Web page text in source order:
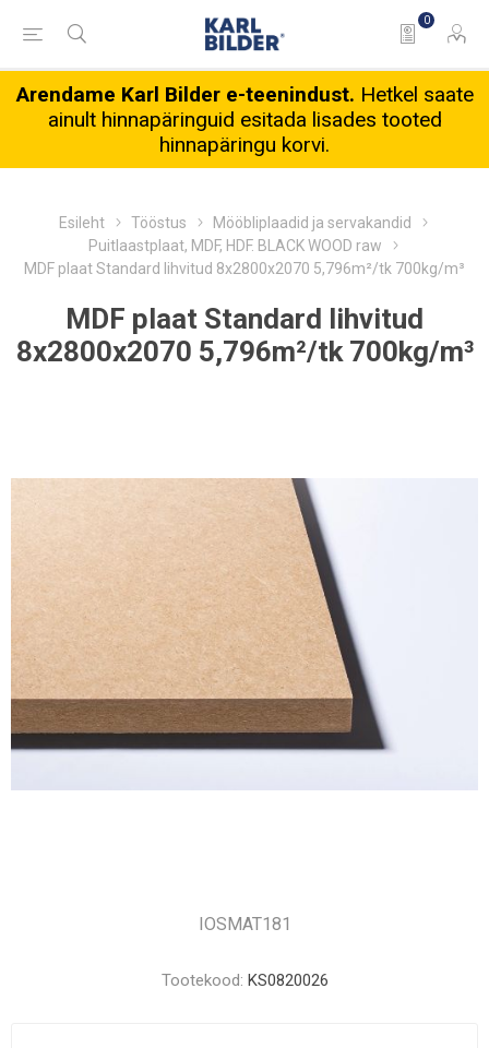
0
Arendame Karl Bilder e-teenindust. Hetkel saate
ainult hinnapäringuid esitada lisades tooted
hinnapäringu korvi.
Esileht Tööstus
Mööbliplaadid ja servakandid
Puitlaastplaat, MDF, HDF. BLACK WOOD raw
MDF plaat Standard lihvitud 8x2800x2070 5,796m²/tk 700kg/m³
MDF plaat Standard lihvitud
8x2800x2070 5,796m²/tk 700kg/m³
IOSMAT181
Tootekood: KS0820026